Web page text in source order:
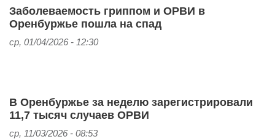
Заболеваемость гриппом и ОРВИ в
Оренбуржье пошла на спад
ср, 01/04/2026 - 12:30
В Оренбуржье за неделю зарегистрировали
11,7 тысяч случаев ОРВИ
ср, 11/03/2026 - 08:53